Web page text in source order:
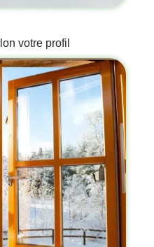
votre profil